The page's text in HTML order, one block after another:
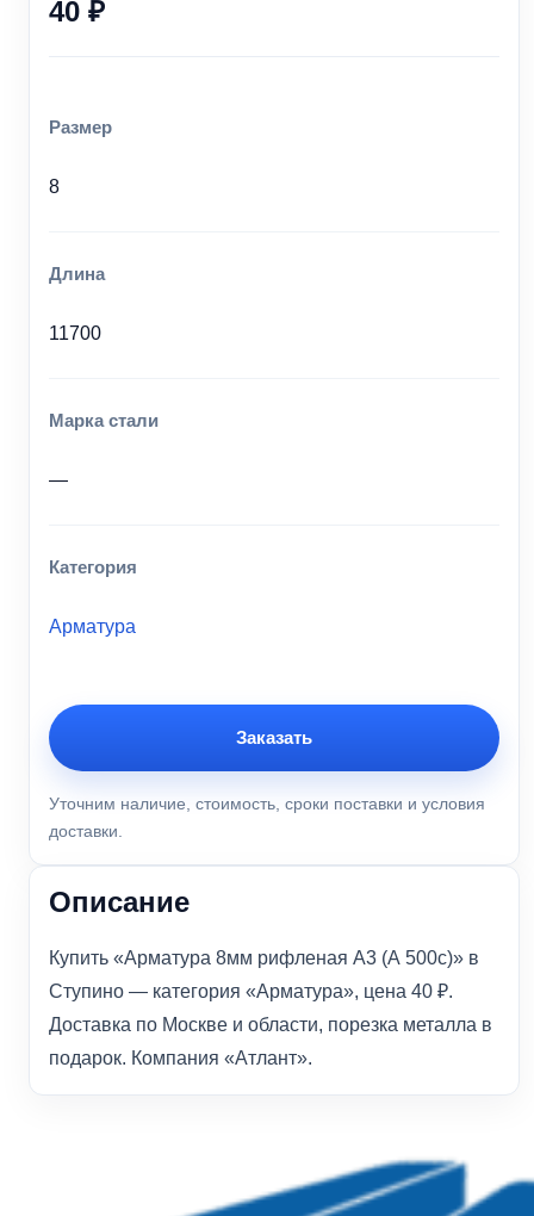
40 ₽
Размер
8
Длина
11700
Марка стали
—
Категория
Арматура
Заказать
Уточним наличие, стоимость, сроки поставки и условия
доставки.
Описание
Купить «Арматура 8мм рифленая А3 (А 500с)» в
Ступино — категория «Арматура», цена 40 ₽.
Доставка по Москве и области, порезка металла в
подарок. Компания «Атлант».